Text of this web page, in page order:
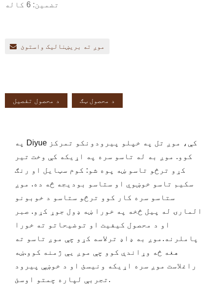
تضمین: 6 کاله
موږ ته بریښنالیک واستوئ
د محصول تفصیل د محصول ټګ
په Diyue کې، موږ تل په خپلو پیرودونکو تمرکز
کوو. موږ به له تاسو سره په اړیکه کې وخت تیر
کړو ترڅو تاسو ښه پوه شو: کوم سټایل او رنګ
سکیم تاسو خوښوي او ستاسو بودیجه څه ده. موږ
ستاسو سره کار کوو ترڅو ستاسو د خوبونو
المارۍ له پیل څخه په خورا ښه ډول جوړ کړو. صبر
او د محصول کیفیت او توضیحاتو ته خورا
پاملرنه.موږ به ډاډ ترلاسه کړو چې موږ تاسو ته
هغه څه وړاندې کوو چې موږ یې ژمنه کوو.ښه
راغلاست موږ سره اړیکه ونیسئ او د خوښې پیرود
تجربې لپاره چمتو اوسئ.